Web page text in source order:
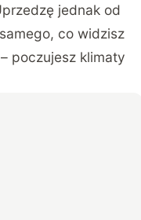
jednak od
co widzisz
poczujesz klimaty